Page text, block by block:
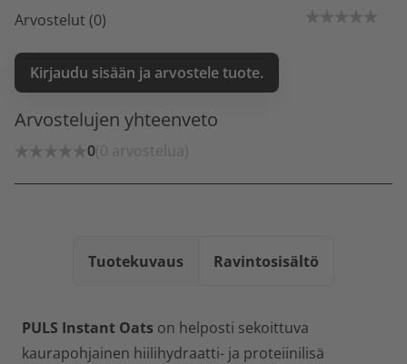
Arvostelut (0)
Kirjaudu sisään ja arvostele tuote.
Arvostelujen yhteenveto
0(0 arvostelua)
Tuotekuvaus Ravintosisältö
PULS Instant Oats on helposti sekoittuva
kaurapohjainen hiilihydraatti- ja proteiinilisä